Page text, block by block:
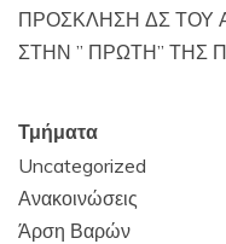
ΠΡΟΣΚΛΗΣΗ ΔΣ ΤΟΥ
ΣΤΗΝ ” ΠΡΩΤΗ” ΤΗΣ
Τμήματα
Uncategorized
Ανακοινώσεις
Άρση Βαρών